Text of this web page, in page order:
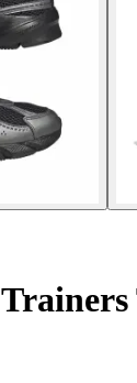
Trainers